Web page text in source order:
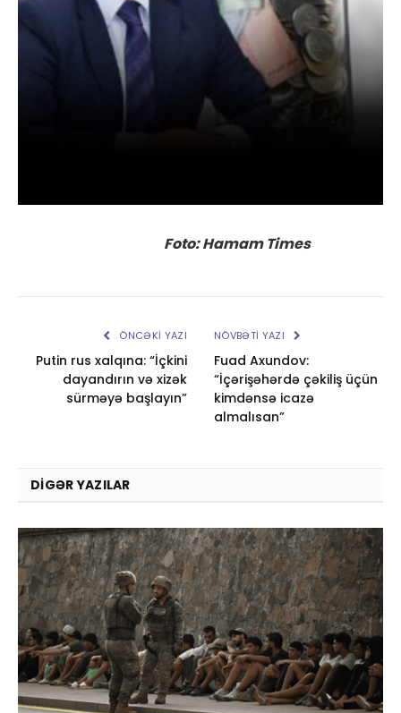
Foto: Hamam Times
ÖNCƏKI YAZI
Putin rus xalqına: “İçkini
dayandırın və xizək
sürməyə başlayın”
NÖVBƏTI YAZI
Fuad Axundov:
“İçərişəhərdə çəkiliş üçün
kimdənsə icazə
almalısan”
DIGƏR YAZILAR